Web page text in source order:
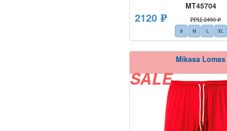
MT45704
2120 ₽ РРЦ 2490 ₽
S M L XL
Mikasa Lomas
SALE